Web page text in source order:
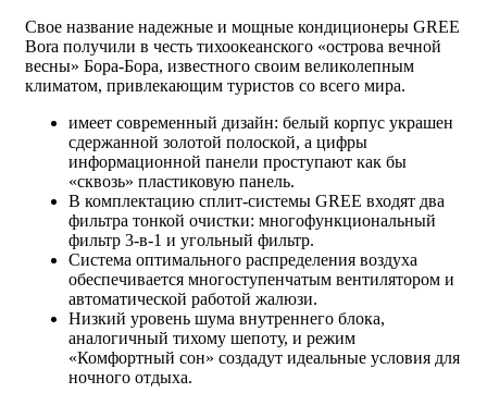
Свое название надежные и мощные кондиционеры GREE
Bora получили в честь тихоокеанского «острова вечной
весны» Бора-Бора, известного своим великолепным
климатом, привлекающим туристов со всего мира.
имеет современный дизайн: белый корпус украшен
сдержанной золотой полоской, а цифры
информационной панели проступают как бы
«сквозь» пластиковую панель.
В комплектацию сплит-системы GREE входят два
фильтра тонкой очистки: многофункциональный
фильтр 3-в-1 и угольный фильтр.
Система оптимального распределения воздуха
обеспечивается многоступенчатым вентилятором и
автоматической работой жалюзи.
Низкий уровень шума внутреннего блока,
аналогичный тихому шепоту, и режим
«Комфортный сон» создадут идеальные условия для
ночного отдыха.